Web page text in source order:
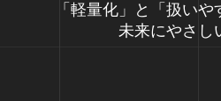
「軽量化」と「扱いや
未来にやさし